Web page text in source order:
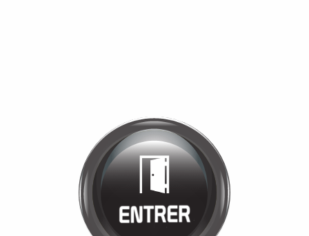
Bienvenue chez
MANÈGE DE LA
TUILERIE
Cliquez pour entrer